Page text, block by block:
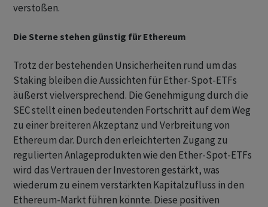
verstoßen.
Die Sterne stehen günstig für Ethereum
Trotz der bestehenden Unsicherheiten rund um das
Staking bleiben die Aussichten für Ether-Spot-ETFs
äußerst vielversprechend. Die Genehmigung durch die
SEC stellt einen bedeutenden Fortschritt auf dem Weg
zu einer breiteren Akzeptanz und Verbreitung von
Ethereum dar. Durch den erleichterten Zugang zu
regulierten Anlageprodukten wie den Ether-Spot-ETFs
wird das Vertrauen der Investoren gestärkt, was
wiederum zu einem verstärkten Kapitalzufluss in den
Ethereum-Markt führen könnte. Diese positiven